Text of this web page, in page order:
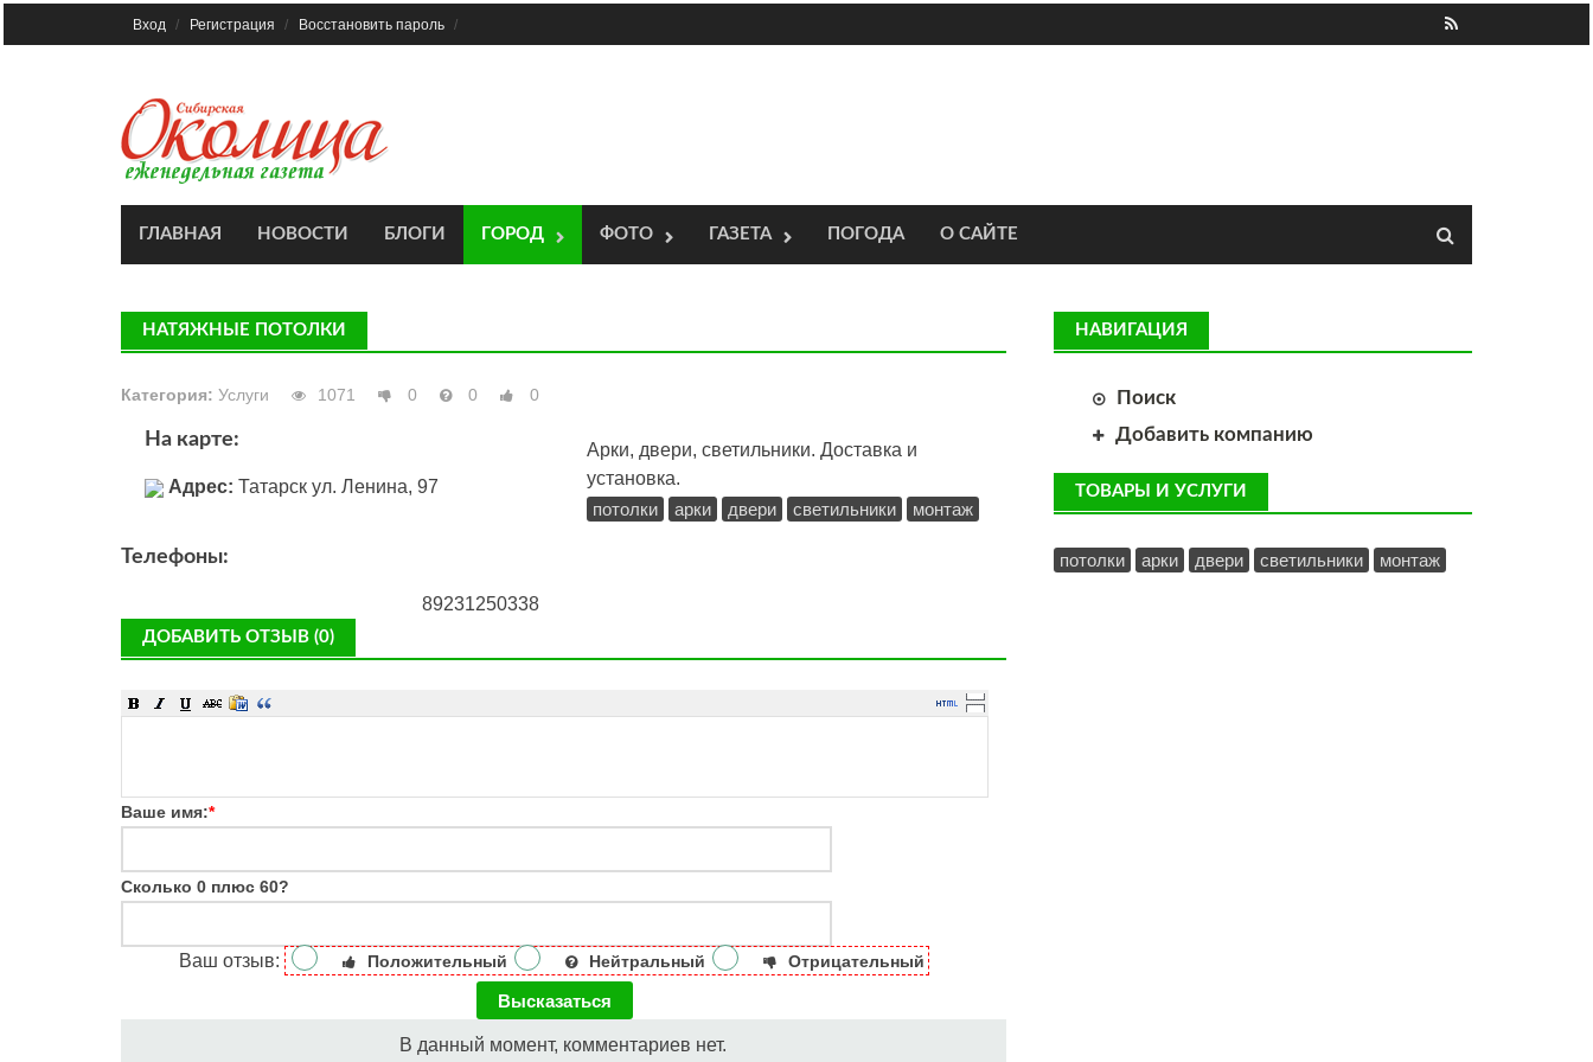
to
Вход Регистрация Восстановить пароль
ГЛАВНАЯ НОВОСТИ БЛОГИ ГОРОД ФОТО ГАЗЕТА ПОГОДА О САЙТЕ
НАТЯЖНЫЕ ПОТОЛКИ
Категория: Услуги 1071 0 0 0
На карте:
Адрес: Татарск ул. Ленина, 97
Арки, двери, светильники. Доставка и
установка.
потолки
арки двери светильники монтаж
Телефоны:
89231250338
ДОБАВИТЬ ОТЗЫВ (0)
Ваше имя:*
Сколько 0 плюс 60?
Ваш отзыв: Положительный Нейтральный Отрицательный
В данный момент, комментариев нет.
НАВИГАЦИЯ
Поиск
Добавить компанию
ТОВАРЫ И УСЛУГИ
потолки арки двери светильники монтаж